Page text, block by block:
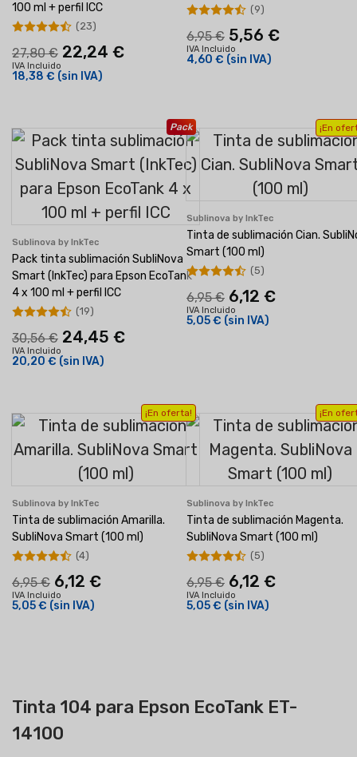
100 ml + perfil ICC
27,80 € 22,24 €
IVA Incluido
18,38 € (sin IVA)
(23)
6,95 € 5,56 €
IVA Incluido
4,60 € (sin IVA)
(9)
Pack
Sublinova by InkTec
Pack tinta sublimación SubliNova
Smart (InkTec) para Epson EcoTank
4 x 100 ml + perfil ICC
30,56 € 24,45 €
IVA Incluido
20,20 € (sin IVA)
(19)
¡En
Sublinova by InkTec
Tinta de sublimación Cian.
Smart (100 ml)
6,95 € 6,12 €
IVA Incluido
5,05 € (sin IVA)
(5)
¡En oferta!
Sublinova by InkTec
Tinta de sublimación Amarilla.
SubliNova Smart (100 ml)
6,95 € 6,12 €
IVA Incluido
5,05 € (sin IVA)
(4)
¡En
Sublinova by InkTec
Tinta de sublimación Magenta.
SubliNova Smart (100 ml)
6,95 € 6,12 €
IVA Incluido
5,05 € (sin IVA)
(5)
Tinta 104 para Epson EcoTank ET-
14100